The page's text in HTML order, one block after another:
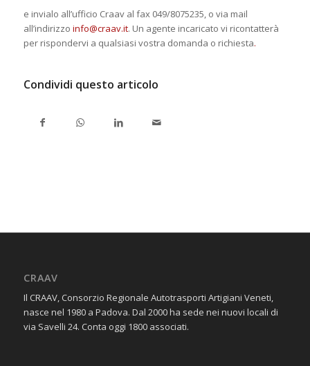
e invialo all’ufficio Craav al fax 049/8075235, o via mail
all’indirizzo info@craav.it. Un agente incaricato vi ricontatterà
per rispondervi a qualsiasi vostra domanda o richiesta.
Condividi questo articolo
CRAAV
Il CRAAV, Consorzio Regionale Autotrasporti Artigiani Veneti,
nasce nel 1980 a Padova. Dal 2000 ha sede nei nuovi locali di
via Savelli 24. Conta oggi 1800 associati.